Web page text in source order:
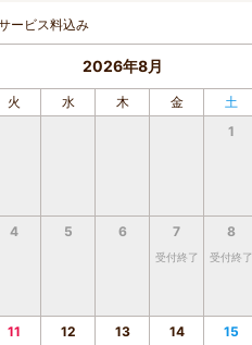
ービス料込み
2026年8月
火 水 木 金 土
1
4 5 6 7
受付終了
8
受付終了
11 12 13 14 15